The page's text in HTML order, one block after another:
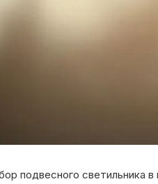
подвесного светильника